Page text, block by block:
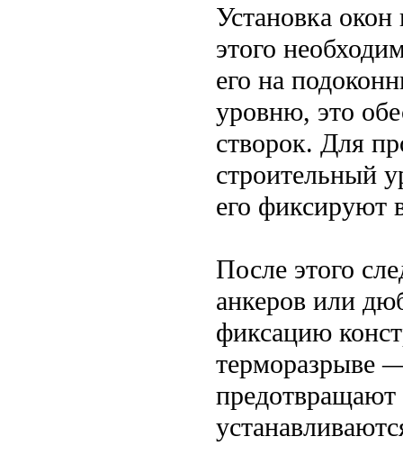
Установка
этого
его на
уровню, это
створок. Для
строительный
его фиксируют
После этого
анкеров или
фиксацию
терморазрыве
предотвращают